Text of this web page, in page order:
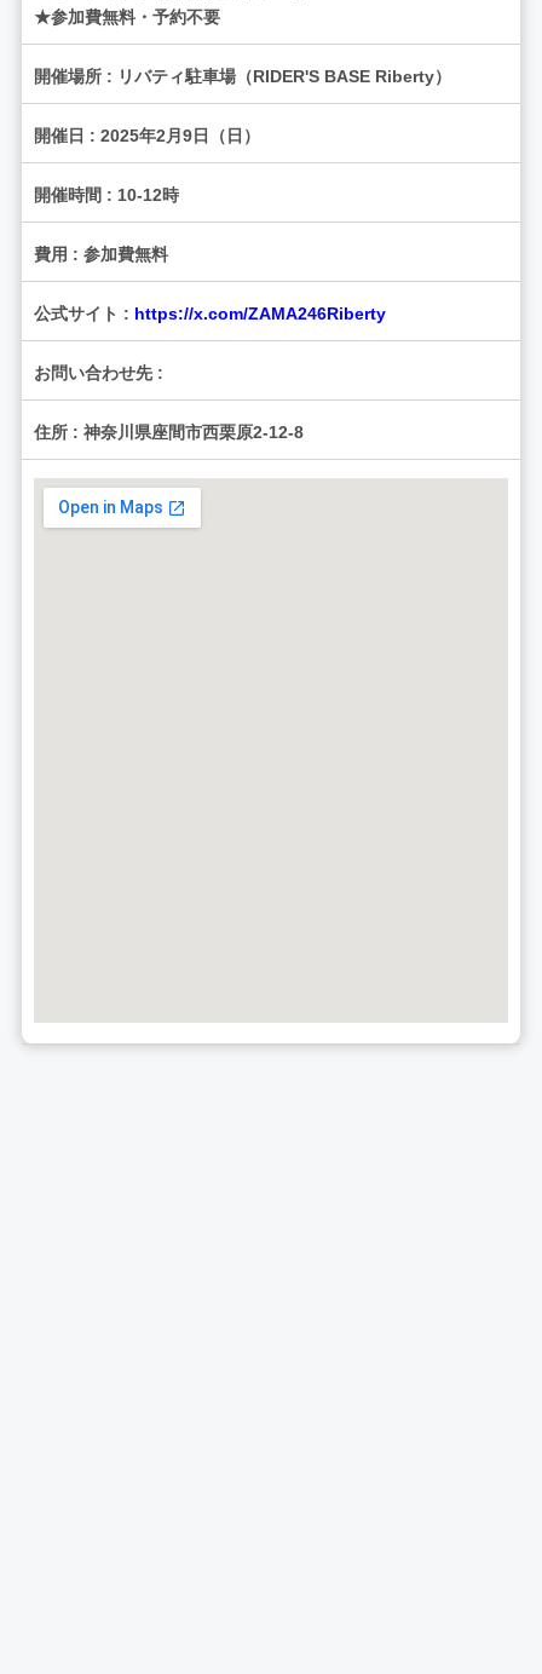
★参加費無料・予約不要
開催場所 : リバティ駐車場（RIDER'S BASE Riberty）
開催日 : 2025年2月9日（日）
開催時間 : 10-12時
費用 : 参加費無料
公式サイト : https://x.com/ZAMA246Riberty
お問い合わせ先 :
住所 : 神奈川県座間市西栗原2-12-8